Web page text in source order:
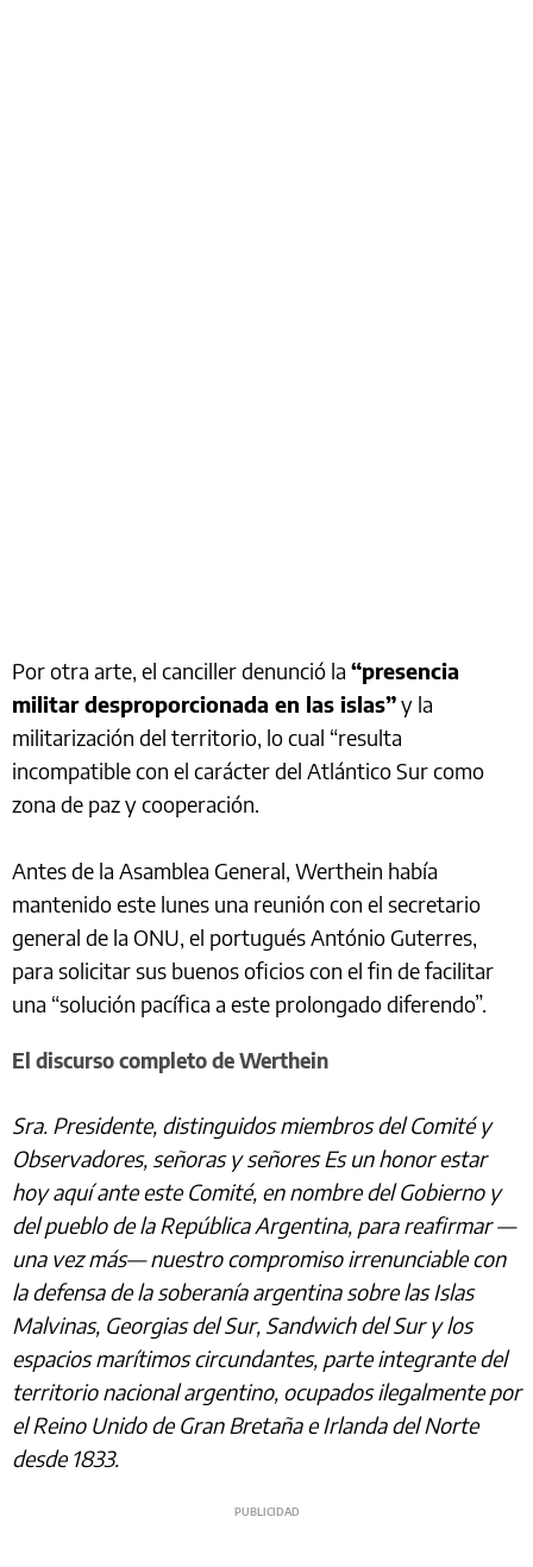
Por otra arte, el canciller denunció la “presencia
militar desproporcionada en las islas”y la
militarización del territorio, lo cual “resulta
incompatible con el carácter del Atlántico Sur como
zona de paz y cooperación.
Antes de la Asamblea General, Werthein había
mantenido este lunes una reunión con el secretario
general de la ONU, el portugués António Guterres,
para solicitar sus buenos oficios con el fin de facilitar
una “solución pacífica a este prolongado diferendo”.
El discurso completo de Werthein
Sra. Presidente, distinguidos miembros del Comité y
Observadores, señoras y señores Es un honor estar
hoy aquí ante este Comité, en nombre del Gobierno y
del pueblo de la República Argentina, para reafirmar —
una vez más— nuestro compromiso irrenunciable con
la defensa de la soberanía argentina sobre las Islas
Malvinas, Georgias del Sur, Sandwich del Sur y los
espacios marítimos circundantes, parte integrante del
territorio nacional argentino, ocupados ilegalmente por
el Reino Unido de Gran Bretaña e Irlanda del Norte
desde 1833.